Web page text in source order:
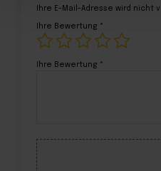
Ihre E-Mail-Adresse wird nicht
Ihre Bewertung *
Ihre Bewertung *